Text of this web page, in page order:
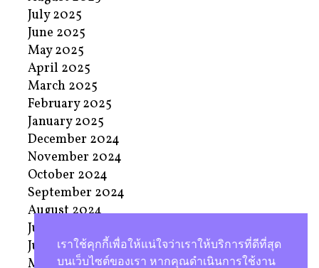
July 2025
June 2025
May 2025
April 2025
March 2025
February 2025
January 2025
December 2024
November 2024
October 2024
September 2024
August 2024
July 2024
June 2024
May 2024
เราใช้คุกกี้เพื่อให้แน่ใจว่าเราให้บริการที่ดีที่สุด
บนเว็บไซต์ของเรา หากคุณดำเนินการใช้งาน